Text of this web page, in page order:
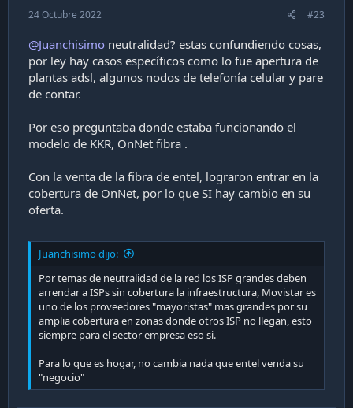
24 Octubre 2022 #23
@Juanchisimo neutralidad? estas confundiendo cosas,
por ley hay casos específicos como lo fue apertura de
plantas adsl, algunos nodos de telefonía celular y pare
de contar.
Por eso preguntaba donde estaba funcionando el
modelo de KKR, OnNet fibra .
Con la venta de la fibra de entel, lograron entrar en la
cobertura de OnNet, por lo que SI hay cambio en su
oferta.
Juanchisimo dijo:
Por temas de neutralidad de la red los ISP grandes deben
arrendar a ISPs sin cobertura la infraestructura, Movistar es
uno de los proveedores "mayoristas" mas grandes por su
amplia cobertura en zonas donde otros ISP no llegan, esto
siempre para el sector empresa eso si.
Para lo que es hogar, no cambia nada que entel venda su
"negocio"